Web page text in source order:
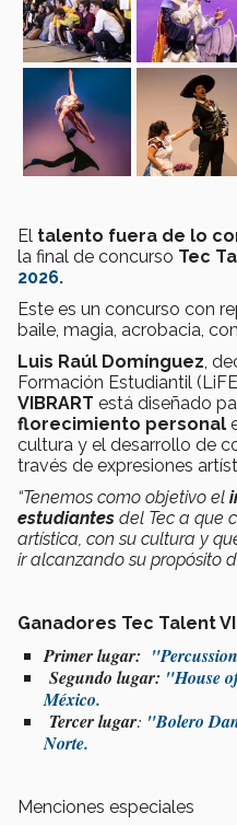
El talento fuera de lo
la final de concurso Tec
2026.
Este es un concurso con
baile, magia, acrobacia,
Luis Raúl Domínguez ,
Formación Estudiantil
VIBRART está diseñado
florecimiento personal
cultura y el desarrollo de
través de expresiones
“Tenemos como objetivo el
estudiantes del Tec a que
artística, con su cultura y
ir alcanzando su propósito
Ganadores Tec Talent
Primer lugar:
Segundo lugar: "House
México.
Tercer lugar: "Bolero
Norte.
Menciones especiales